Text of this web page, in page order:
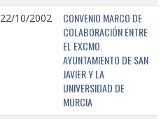
22/10/2002
CONVENIO MARCO DE
COLABORACIÓN ENTRE
EL EXCMO.
AYUNTAMIENTO DE SAN
JAVIER Y LA
UNIVERSIDAD DE
MURCIA